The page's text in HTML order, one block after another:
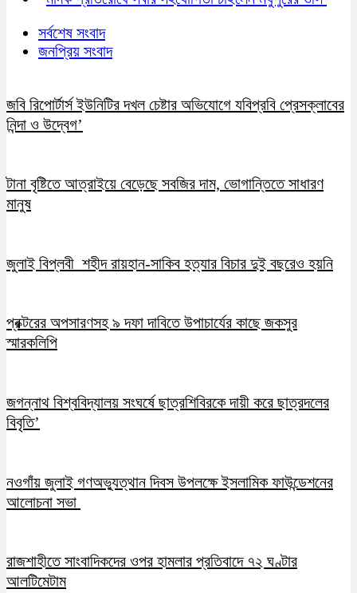
সর্বশেষ সংবাদ
জনপ্রিয় সংবাদ
জবি রিপোর্টার্স ইউনিটির দখল চেষ্টার অভিযোগে যবিপ্রবি প্রেসক্লাবের
নিন্দা ও উদ্বেগ’
টানা বৃষ্টিতে আত্রাইয়ে বেড়েছে সবজির দাম, ভোগান্তিতে সাধারণ
মানুষ
জুলাই বিপ্লবী শহীদ রায়হান-সাকিব হত্যার বিচার দুই বছরেও হয়নি
প্রক্টরের অপসারণসহ ৯ দফা দাবিতে উপাচার্যের কাছে জকসুর
স্মারকলিপি
জগন্নাথ বিশ্ববিদ্যালয় সংঘর্ষে ছাত্রশিবিরকে দায়ী করে ছাত্রদলের
বিবৃতি’
নওগাঁয় জুলাই গণঅভ্যুত্থান দিবস উপলক্ষে ইসলামিক ফাউন্ডেশনের
আলোচনা সভা
রাজশাহীতে সাংবাদিকদের ওপর হামলার প্রতিবাদে ৭২ ঘণ্টার
আলটিমেটাম